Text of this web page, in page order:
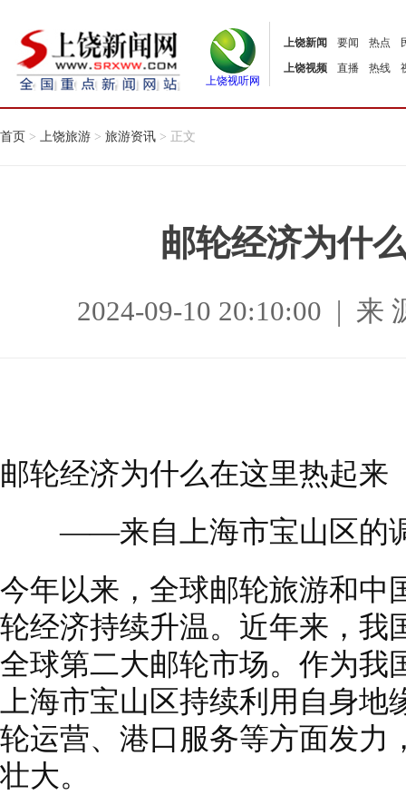
上饶视听网
上饶新闻 要闻 热点
上饶视频
直播 热线
首页 > 上饶旅游 > 旅游资讯 > 正文
邮轮经济为什
2024-09-10 20:10:00 | 来
邮轮经济为什么在这里热起来
——来自上海市宝山区的
今年以来，全球邮轮旅游和中
轮经济持续升温。近年来，我
全球第二大邮轮市场。作为我
上海市宝山区持续利用自身
轮运营、港口服务等方面发力
壮大。